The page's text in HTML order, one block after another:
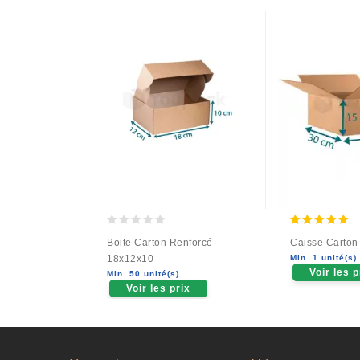
out
of
5
Boite Carton Renforcé –
18x12x10
Min. 50 unité(s)
Voir les prix
out of 5
Caisse
Min. 1 unité(s)
Voir les